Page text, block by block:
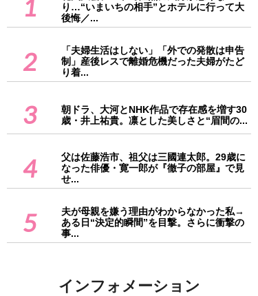
1
り…“いまいちの相手”とホテルに行って大
後悔／...
2
「夫婦生活はしない」「外での発散は申告
制」産後レスで離婚危機だった夫婦がたど
り着...
3
朝ドラ、大河とNHK作品で存在感を増す30
歳・井上祐貴。凛とした美しさと“眉間の...
4
父は佐藤浩市、祖父は三國連太郎。29歳に
なった俳優・寛一郎が『徹子の部屋』で見
せ...
5
夫が母親を嫌う理由がわからなかった私→
ある日“決定的瞬間”を目撃。さらに衝撃の
事...
インフォメーション